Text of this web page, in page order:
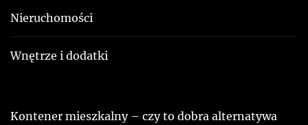
Nieruchomości
Wnętrze i dodatki
Kontener mieszkalny – czy to dobra alternatywa